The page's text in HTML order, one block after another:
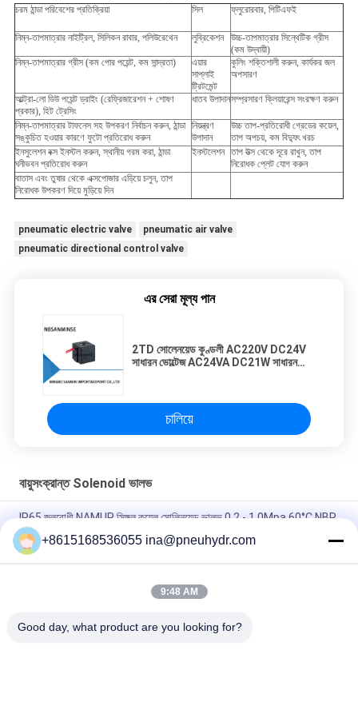
চরম ঠান্ডা পরিবেশের প্রতিক্রিয়া সিল ফ্লুরোরবার, পিটিএফই
নিম্ন-তাপমাত্রার নাইট্রিল, সিলিকন রাবার, পলিউরেথেন লুব্রিকেশন
উচ্চ-তাপমাত্রার সিন্থেটিক গ্রীস
(কম উদ্বায়ী)
নিম্ন-তাপমাত্রার গ্রীস (কম পোর পয়েন্ট, কম সান্দ্রতা)
এয়ার
সাপ্লাই
ট্রিটমেন্ট
কুলিং শক্তিশালী করুন, কার্যকর জল
অপসারণ
আল্ট্রা-লো ডিউ পয়েন্ট ড্রাইং (রেফ্রিজারেশন + শোষণ
প্রকার), হিট ট্রেসিং
ধাতব উপাদানসম্প্রসারণ ক্লিয়ারেন্স সংরক্ষণ করুন
নিম্ন-তাপমাত্রার টাফনেস সহ উপকরণ নির্বাচন করুন, ঠান্ডা
সঙ্কুচিত হওয়ার কারণে ফুটো প্রতিরোধ করুন
নিয়ন্ত্রণ
উপাদান
উচ্চ তাপ-প্রতিরোধী গ্রেডের কয়েল,
তাপ অপচয়, কম বিদ্যুৎ খরচ
ইনসুলেশন বক্স ইনস্টল করুন, স্থানীয় গরম করা, ঠান্ডা
ঘনীভবন প্রতিরোধ করুন
ইনস্টলেশন তাপ উত্স থেকে দূরে রাখুন, তাপ
নিরোধক প্লেট যোগ করুন
বাতাস এবং তুষার থেকে এক্সপোজার এড়িয়ে চলুন, তাপ
নিরোধক উপকরণ দিয়ে মুড়িয়ে দিন
pneumatic electric valve
pneumatic air valve
pneumatic directional control valve
এর সেরা মূল্য পান
2TD সোলেনয়েড কুণ্ডলী AC220V DC24V
সাধারন ভোল্টেজ AC24VA DC21W সাধারন
চালিয়ে
বায়ুসংক্রান্ত Solenoid ভালভ
IP65 জলরোধী NAMUR সিঙ্গল কয়েল সোলিনয়েড ভালভ 0.2 - 1.0Mpa 60°C NBR
PUR সিল
FV-L10 ইন-লাইন ৫-ওয়ে নিউম্যাটিক সোলিনয়েড ভালভ M7
DOOS লিড - টাইপ সিরিজ সলিনয়েড ভালভ কুণ্ডলী DC24V ডিসি 29W পালস ভালভ
+8615168536055 ina@pneuhydr.com
9:48 AM
Good day, what product are you looking for?